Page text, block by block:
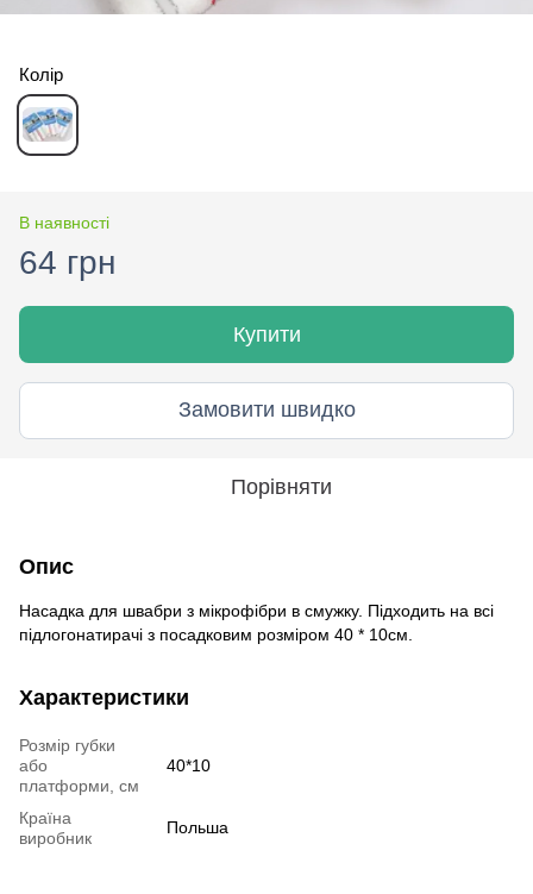
Колір
В наявності
64 грн
Купити
Замовити швидко
Порівняти
Опис
Насадка для швабри з мікрофібри в смужку. Підходить на всі
підлогонатирачі з посадковим розміром 40 * 10см.
Характеристики
Розмір губки
або
платформи, см
40*10
Країна
виробник
Польша